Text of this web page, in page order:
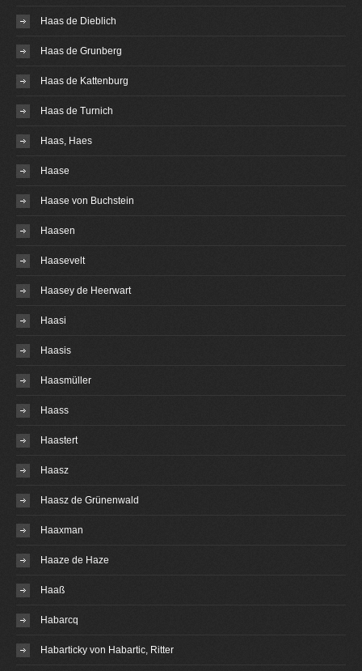
Haas de Dieblich
Haas de Grunberg
Haas de Kattenburg
Haas de Turnich
Haas, Haes
Haase
Haase von Buchstein
Haasen
Haasevelt
Haasey de Heerwart
Haasi
Haasis
Haasmüller
Haass
Haastert
Haasz
Haasz de Grünenwald
Haaxman
Haaze de Haze
Haaß
Habarcq
Habarticky von Habartic, Ritter